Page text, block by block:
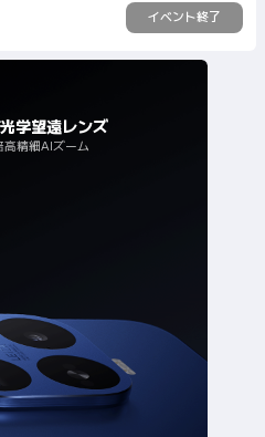
イベント終了
学望遠レンズ
精細AIズーム